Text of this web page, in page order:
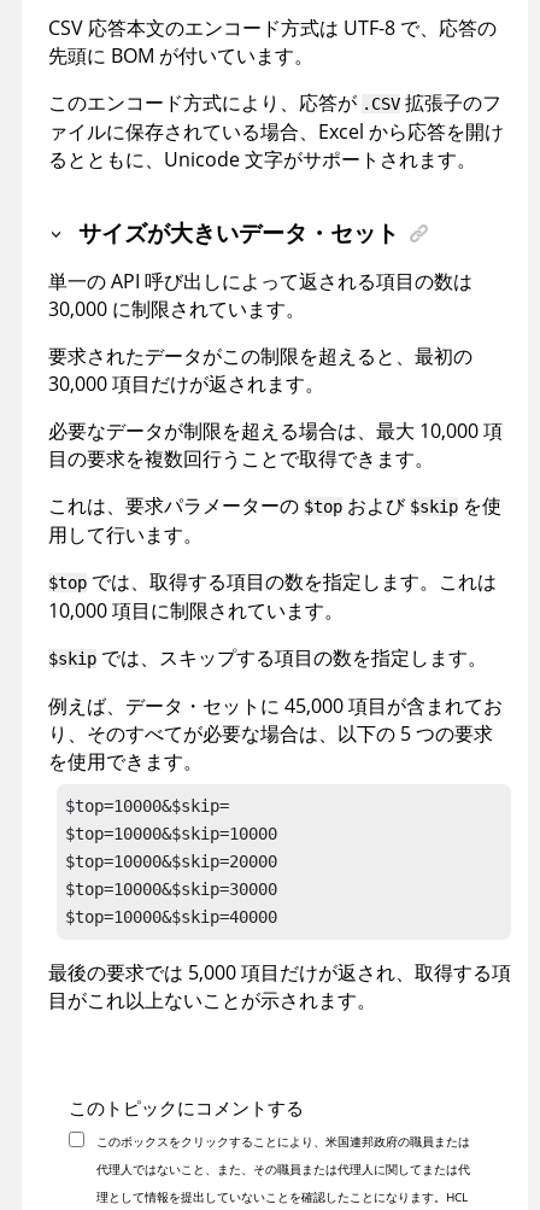
CSV 応答本文のエンコード方式は UTF-8 で、応答の
先頭に BOM が付いています。
このエンコード方式により、応答が .CSV 拡張子のフ
ァイルに保存されている場合、Excel から応答を開け
るとともに、Unicode 文字がサポートされます。
サイズが大きいデータ・セット
単一の API 呼び出しによって返される項目の数は
30,000 に制限されています。
要求されたデータがこの制限を超えると、最初の
30,000 項目だけが返されます。
必要なデータが制限を超える場合は、最大 10,000 項
目の要求を複数回行うことで取得できます。
これは、要求パラメーターの $top および $skip を使
用して行います。
$top では、取得する項目の数を指定します。これは
10,000 項目に制限されています。
$skip では、スキップする項目の数を指定します。
例えば、データ・セットに 45,000 項目が含まれてお
り、そのすべてが必要な場合は、以下の 5 つの要求
を使用できます。
$top=10000&$skip=
$top=10000&$skip=10000
$top=10000&$skip=20000
$top=10000&$skip=30000
$top=10000&$skip=40000
最後の要求では 5,000 項目だけが返され、取得する項
目がこれ以上ないことが示されます。
このトピックにコメントする
このボックスをクリックすることにより、米国連邦政府の職員または
代理人ではないこと、また、その職員または代理人に関してまたは代
理として情報を提出していないことを確認したことになります。HCL